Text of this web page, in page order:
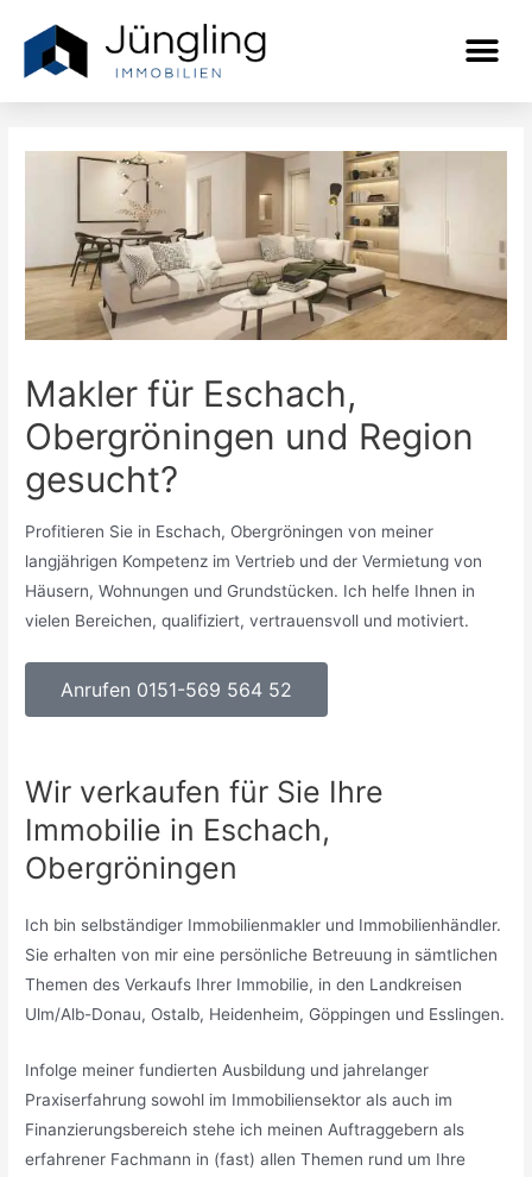
Makler für Eschach,
Obergröningen und Region
gesucht?
Profitieren Sie in Eschach, Obergröningen von meiner
langjährigen Kompetenz im Vertrieb und der Vermietung von
Häusern, Wohnungen und Grundstücken. Ich helfe Ihnen in
vielen Bereichen, qualifiziert, vertrauensvoll und motiviert.
Anrufen 0151-569 564 52
Wir verkaufen für Sie Ihre
Immobilie in Eschach,
Obergröningen
Ich bin selbständiger Immobilienmakler und Immobilienhändler.
Sie erhalten von mir eine persönliche Betreuung in sämtlichen
Themen des Verkaufs Ihrer Immobilie, in den Landkreisen
Ulm/Alb-Donau, Ostalb, Heidenheim, Göppingen und Esslingen.
Infolge meiner fundierten Ausbildung und jahrelanger
Praxiserfahrung sowohl im Immobiliensektor als auch im
Finanzierungsbereich stehe ich meinen Auftraggebern als
erfahrener Fachmann in (fast) allen Themen rund um Ihre